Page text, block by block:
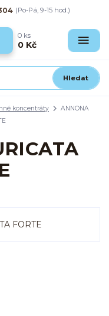
Hledat
(Po-Pá, 9-15 hod.)
0 ks
0 Kč
koncentráty
ANNONA